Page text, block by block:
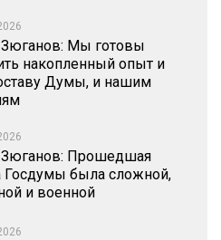
Зюганов: Мы готовы
накопленный опыт и
Думы, и нашим
Зюганов: Прошедшая
Госдумы была сложной,
и военной